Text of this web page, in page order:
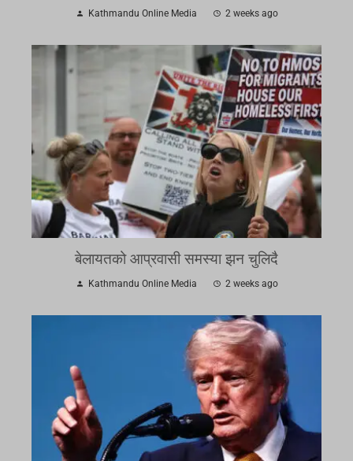
Kathmandu Online Media 2 weeks ago
बेलायतको आप्रवासी समस्या झन चुलिदै
Kathmandu Online Media 2 weeks ago